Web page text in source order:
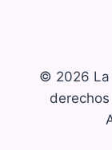
© 2026 La